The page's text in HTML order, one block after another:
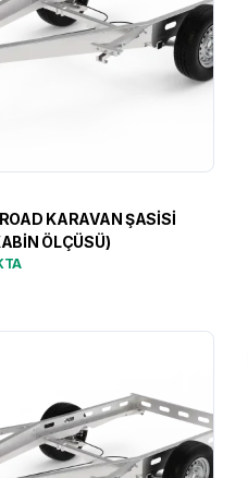
KARAVAN ŞASİSİ
ÖLÇÜSÜ)